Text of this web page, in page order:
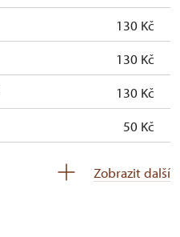
130 Kč
130 Kč
130 Kč
50 Kč
Zobrazit další